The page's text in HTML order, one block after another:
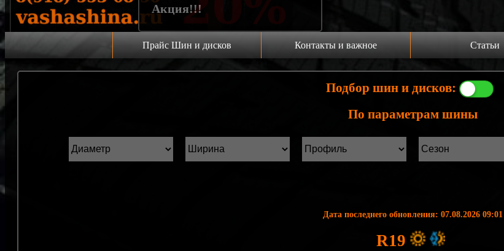
Акция!!!
Прайс Шин и дисков
Прайс дисков
Грузовые 17.5 C
Контакты и важное
На главную
Статьи
Производители шин
Статьи Лист1
Статьи Лист2
Подбор шин и дисков:
По параметрам шины
Дата последнего обновления: 07.08.2026 09:01
R19